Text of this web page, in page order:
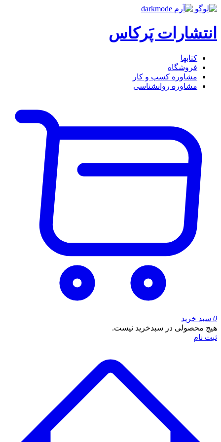
انتشارات پَرکاس
کتاب‎ها
فروشگاه
مشاوره کسب و کار
مشاوره روان‎شناسی
0 سبد خرید
هیچ محصولی در سبدخرید نیست.
ثبت نام